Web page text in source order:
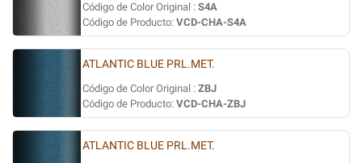
Código de Color Original : S4A
Código de Producto: VCD-CHA-S4A
ATLANTIC BLUE PRL.MET.
Código de Color Original : ZBJ
Código de Producto: VCD-CHA-ZBJ
ATLANTIC BLUE PRL.MET.